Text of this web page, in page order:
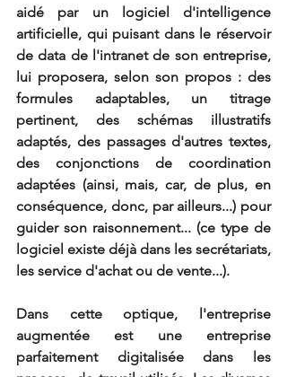
aidé par un logiciel d'intelligence
artificielle, qui puisant dans le réservoir
de data de l'intranet de son entreprise,
lui proposera, selon son propos : des
formules adaptables, un titrage
pertinent, des schémas illustratifs
adaptés, des passages d'autres textes,
des conjonctions de coordination
adaptées (ainsi, mais, car, de plus, en
conséquence, donc, par ailleurs...) pour
guider son raisonnement... (ce type de
logiciel existe déjà dans les secrétariats,
les service d'achat ou de vente...).
Dans cette optique, l'entreprise
augmentée est une entreprise
parfaitement digitalisée dans les